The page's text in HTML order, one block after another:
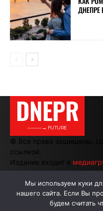
DNEPR
———→ FUTURE
© Все права защищены.
ссылкой.
Издание входит в
Мы используем куки
нашего сайта. Если Вы
будем считать